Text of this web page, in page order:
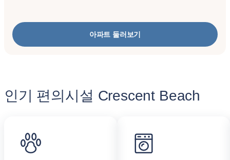
아파트 둘러보기
인기 편의시설 Crescent Beach